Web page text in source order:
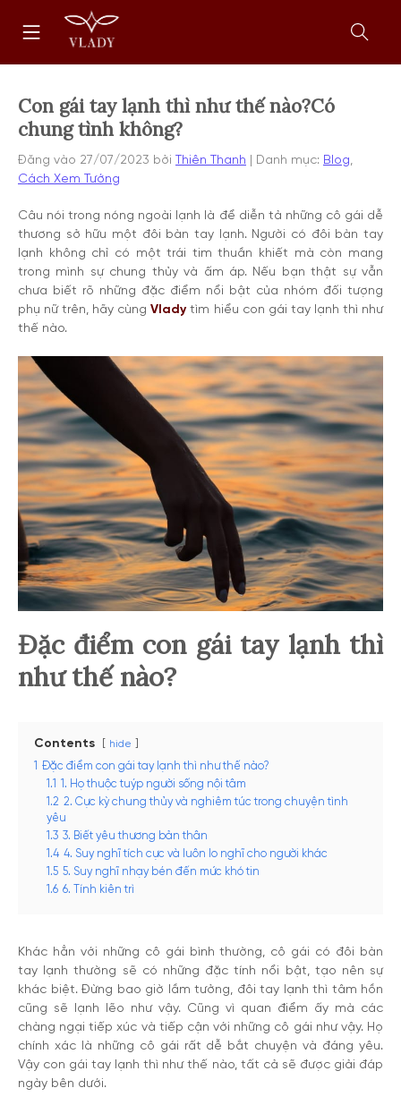
dung
Trang
chủ
form
Con gái tay lạnh thì như thế nào?Có
chung tình không?
Đăng vào 27/07/2023 bởi Thiên Thanh Danh mục: Blog
Cách Xem Tướng
Câu nói trong nóng ngoài lạnh là để diễn tả những cô gái dễ
thương sở hữu một đôi bàn tay lạnh. Người có đôi bàn tay
lạnh không chỉ có một trái tim thuần khiết mà còn mang
trong mình sự chung thủy và ấm áp. Nếu bạn thật sự vẫn
chưa biết rõ những đặc điểm nổi bật của nhóm đối tượng
phụ nữ trên, hãy cùngVlady tìm hiểu con gái tay lạnh thì như
thế nào.
Đặc điểm con gái tay lạnh thì
như thế nào?
Contents hide
Đặc điểm con gái tay lạnh thì như thế nào?
1.1
1. Họ thuộc tuýp người sống nội tâm
1.2 2. Cực kỳ chung thủy và nghiêm túc trong chuyện tình
yêu
1.3 3. Biết yêu thương bản thân
1.4 4. Suy nghĩ tích cực và luôn lo nghĩ cho người khác
1.5 5. Suy nghĩ nhạy bén đến mức khó tin
1.6 6. Tính kiên trì
Khác hẳn với những cô gái bình thường, cô gái có đôi bàn
tay lạnh thường sẽ có những đặc tính nổi bật, tạo nên sự
khác biệt. Đừng bao giờ lầm tưởng, đôi tay lạnh thì tâm hồn
cũng sẽ lạnh lẽo như vậy. Cũng vì quan điểm ấy mà các
chàng ngại tiếp xúc và tiếp cận với những cô gái như vậy. Họ
chính xác là những cô gái rất dễ bắt chuyện và đáng yêu.
Vậy con gái tay lạnh thì như thế nào, tất cả sẽ được giải đáp
ngày bên dưới.